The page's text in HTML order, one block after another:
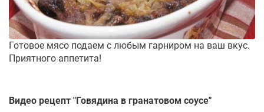
Готовое мясо подаем с любым гарниром на ваш вкус.
Приятного аппетита!
Видео рецепт "Говядина в гранатовом соусе"